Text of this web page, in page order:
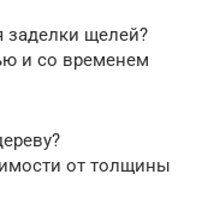
щелей?
и со временем
от толщины